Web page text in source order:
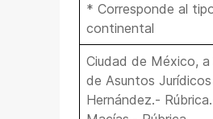
* Corresponde al
continental
Ciudad de México,
de Asuntos
Hernández.-